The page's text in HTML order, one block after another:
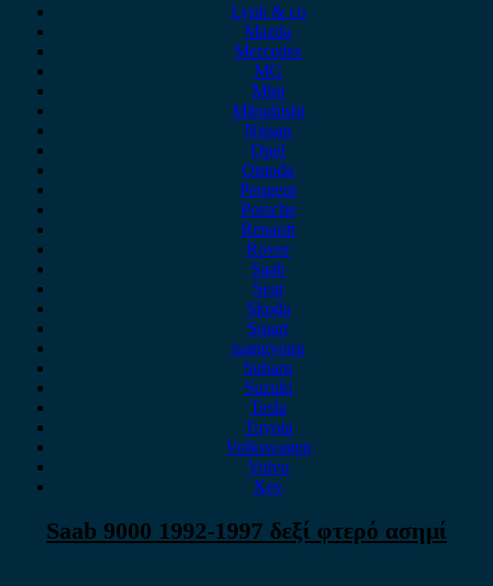
Lynk & co
Mazda
Mercedes
MG
Mini
Mitsubishi
Nissan
Opel
Omoda
Peugeot
Porsche
Renault
Rover
Saab
Seat
Skoda
Smart
ssangyong
Subaru
Suzuki
Tesla
Toyota
Volkswagen
Volvo
Xev
Saab 9000 1992-1997 δεξί φτερό ασημί